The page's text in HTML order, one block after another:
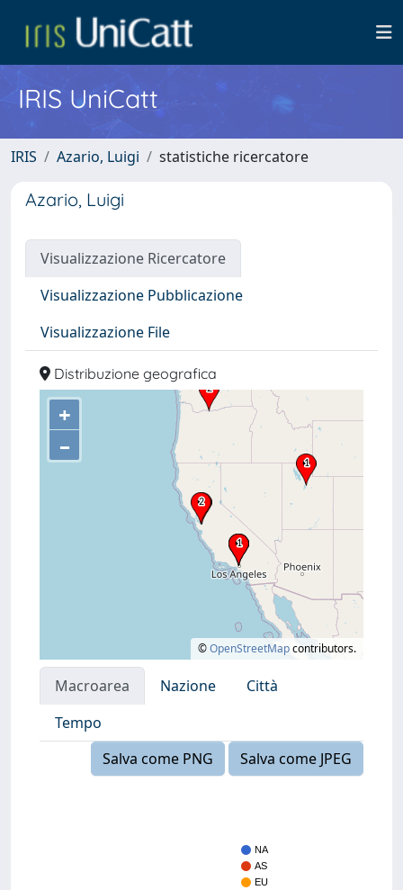
IRIS UniCatt
IRIS Azario, Luigi statistiche ricercatore
Azario, Luigi
Visualizzazione Ricercatore
Visualizzazione Pubblicazione
Visualizzazione File
Distribuzione geografica
+
–
©OpenStreetMapcontributors.
Macroarea Nazione
Città
Tempo
Salva come PNG
Salva come JPEG
NA
AS
EU